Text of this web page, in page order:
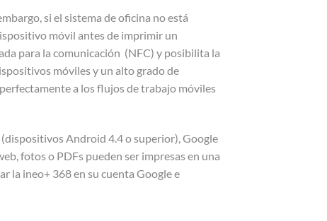
si el sistema de oficina no está
móvil antes de imprimir un
para la comunicación (NFC) y posibilita la
móviles y un alto grado de
a los flujos de trabajo móviles
Android 4.4 o superior), Google
fotos o PDFs pueden ser impresas en una
la ineo+ 368 en su cuenta Google e